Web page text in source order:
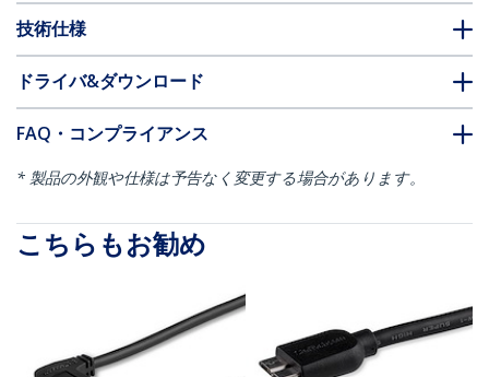
技術仕様
ドライバ&ダウンロード
FAQ・コンプライアンス
* 製品の外観や仕様は予告なく変更する場合があります。
こちらもお勧め